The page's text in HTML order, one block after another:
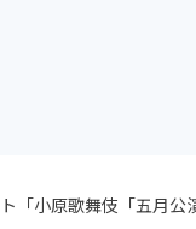
「小原歌舞伎「五月公